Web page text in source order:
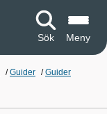
Sök Meny
/Guider /Guider